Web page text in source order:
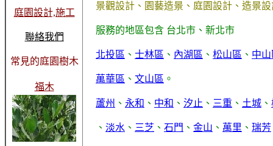
庭園設計,施工
聯絡我們
常見的庭園樹木
福木
景觀設計、園藝造景、庭園設計、造景
服務的地區包含 台北市、新北市
北投區 、 士林區 、 內湖區 、 松山區 、 中
萬華區 、 文山區 。
蘆州 、 永和 、 中和 、 汐止 、 三重 、 土城 、
、 淡水 、 三芝 、 石門 、 金山 、 萬里 、 瑞芳